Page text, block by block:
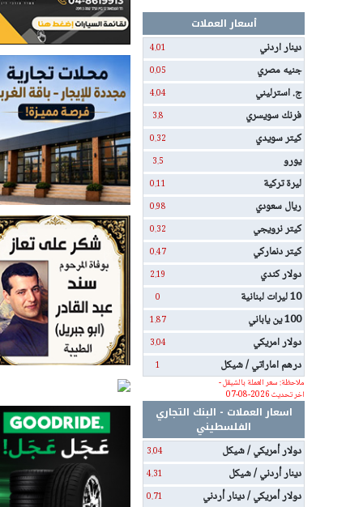
أسعار العملات
دينار اردني
4.01
جنيه مصري 0.05
ج. استرليني 4.04
فرنك سويسري 3.8
كيتر سويدي 0.32
يورو 3.5
ليرة تركية 0.11
ريال سعودي 0.98
كيتر نرويجي 0.32
كيتر دنماركي 0.47
دولار كندي 2.19
10 ليرات لبنانية 0
100 ين ياباني 1.87
دولار امريكي 3.04
درهم اماراتي / شيكل
1
ملاحظة: سعر العملة بالشيقل -
اخر تحديث 2026-08-07
اسعار العملات - البنك التجاري
الفلسطيني
دولار أمريكي / شيكل
3.04
دينار أردني / شيكل 4.31
دولار أمريكي / دينار أردني 0.71